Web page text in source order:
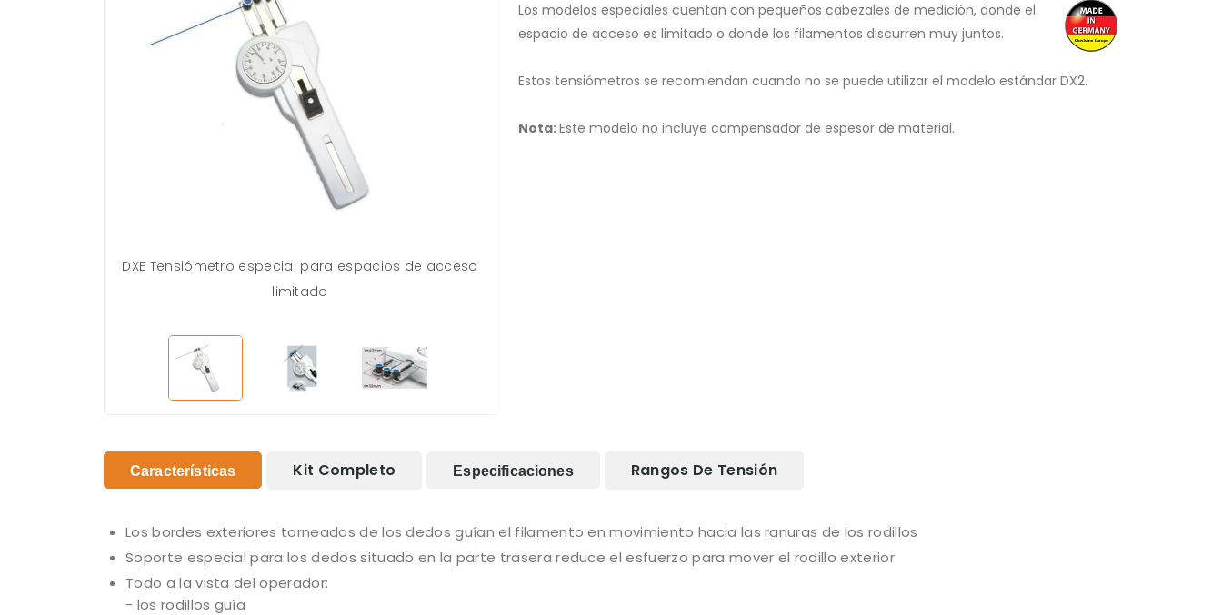
DXE Tensiómetro especial para espacios de acceso
limitado
Los modelos especiales cuentan con pequeños cabezales de medición, donde el
espacio de acceso es limitado o donde los filamentos discurren muy juntos.
Estos tensiómetros se recomiendan cuando no se puede utilizar el modelo estándar DX2.
Nota:Este modelo no incluye compensador de espesor de material.
Características Kit Completo Especificaciones Rangos De Tensión
Los bordes exteriores torneados de los dedos guían el filamento en movimiento hacia las ranuras de los rodillos
Soporte especial para los dedos situado en la parte trasera reduce el esfuerzo para mover el rodillo exterior
Todo a la vista del operador:
- los rodillos guía